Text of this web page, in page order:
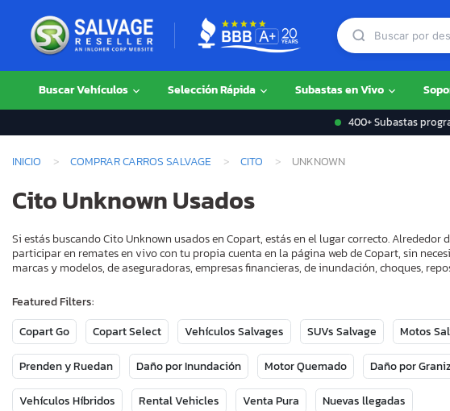
Buscar Vehículos Selección Rápida Subastas en Vivo
400+ Subastas
INICIO COMPRAR CARROS SALVAGE CITO UNKNOWN
Cito Unknown Usados
Si estás buscando Cito Unknown usados en Copart, estás en el lugar correcto.
participar en remates en vivo con tu propia cuenta en la página web de Copart, sin
marcas y modelos, de aseguradoras, empresas financieras, de inundación, choques,
Featured Filters:
Copart Go
Copart Select Vehículos Salvages SUVs Salvage Motos
Prenden y Ruedan Daño por Inundación Motor Quemado Daño por
Vehículos Híbridos Rental Vehicles Venta Pura Nuevas llegadas